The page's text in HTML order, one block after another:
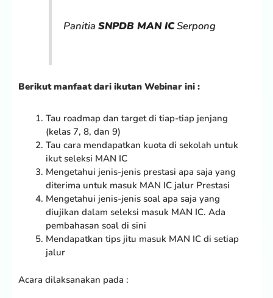
PanitiaSNPDB MAN ICSerpong
Berikut manfaat dari ikutan Webinar ini :
Tau roadmap dan target di tiap-tiap jenjang
(kelas 7, 8, dan 9)
Tau cara mendapatkan kuota di sekolah untuk
ikut seleksi MAN IC
Mengetahui jenis-jenis prestasi apa saja yang
diterima untuk masuk MAN IC jalur Prestasi
Mengetahui jenis-jenis soal apa saja yang
diujikan dalam seleksi masuk MAN IC. Ada
pembahasan soal di sini
Mendapatkan tips jitu masuk MAN IC di setiap
jalur
Acara dilaksanakan pada :